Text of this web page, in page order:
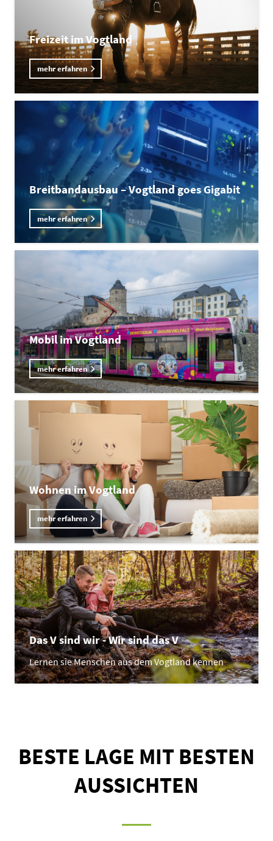
Freizeit im Vogtland
mehr erfahren
Breitbandausbau – Vogtland goes Gigabit
mehr erfahren
Mobil im Vogtland
mehr erfahren
Wohnen im Vogtland
mehr erfahren
Das V sind wir - Wir sind das V
Lernen sie Menschen aus dem Vogtland kennen
BESTE LAGE MIT BESTEN
AUSSICHTEN